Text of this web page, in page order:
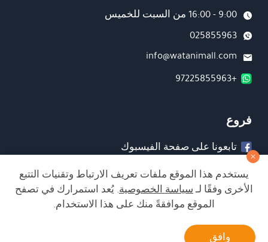
9:00 - 16:00 من السبت للخميس
025855963
info@watanimall.com
+97225855963
فروع
تابعونا على صفحة الفيسبوك
الشراء من الموقع آمن ويلبي أعلى معايير الأمان
يستخدم هذا الموقع ملفات تعريف الارتباط وتقنيات التتبع
الأخرى وفقًا لـسياسة الخصوصية. يُعد استمرارك في تصفح
الموقع موافقةً منك على هذا الاستخدام.
وافق